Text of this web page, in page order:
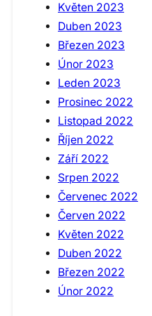
Květen 2023
Duben 2023
Březen 2023
Únor 2023
Leden 2023
Prosinec 2022
Listopad 2022
Říjen 2022
Září 2022
Srpen 2022
Červenec 2022
Červen 2022
Květen 2022
Duben 2022
Březen 2022
Únor 2022